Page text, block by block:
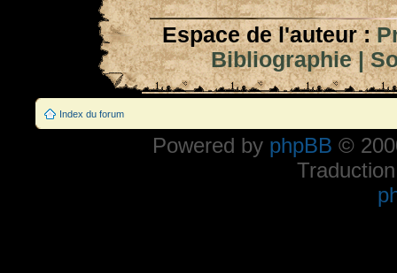
Espace de l'auteur :
Bibliographie|
Index du forum
Powered by phpBB ©